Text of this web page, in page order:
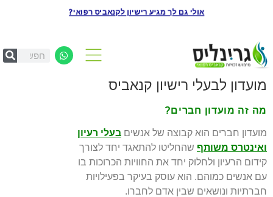
אולי גם לך מגיע רישיון לקנאביס רפואי?
מועדון לבעלי רישיון קנאביס
מה זה מועדון חברים?
מועדון חברים הוא קבוצה של אנשים בעלי רעיון
ואינטרס משותף שהחליטו להתאגד יחד לצורך
קידום הרעיון ולחלוק יחד את החוויות הכרוכות בו
עם אנשים כמוהם. הוא עוסק בעיקר בפעילויות
חברתיות ונושאים שבין אדם לחברו.